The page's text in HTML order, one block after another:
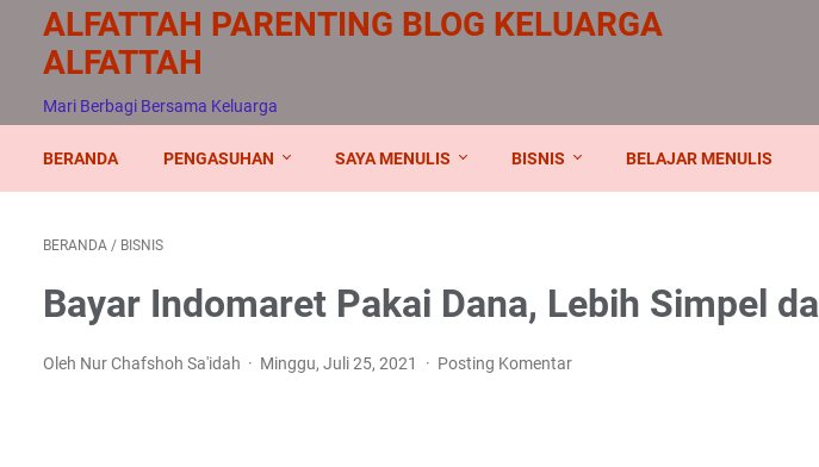
ALFATTAH PARENTING BLOG KELUARGA
ALFATTAH
Mari Berbagi Bersama Keluarga
BERANDA PENGASUHAN SAYA MENULIS BISNIS BELAJAR MENULIS
BERANDA / BISNIS
Bayar Indomaret Pakai Dana, Lebih Simpel
Oleh Nur Chafshoh Sa'idah Minggu, Juli 25, 2021 Posting Komentar